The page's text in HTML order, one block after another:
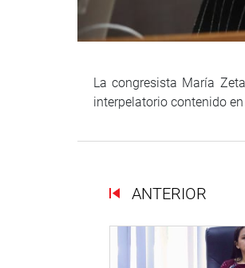
La congresista María
interpelatorio contenido
ANTERIOR